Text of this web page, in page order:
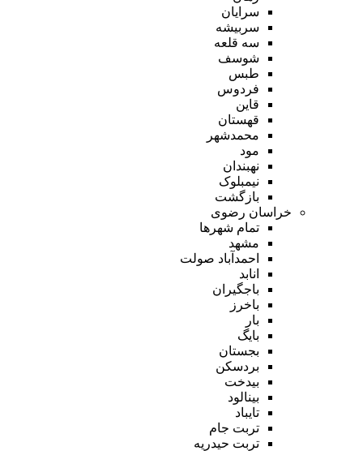
سرایان
سربیشه
سه قلعه
شوسف
طبس
فردوس
قاین
قهستان
محمدشهر
مود
نهبندان
نیمبلوک
بازگشت
خراسان رضوی
تمام شهر‌ها
مشهد
احمدآباد صولت
انابد
باجگیران
باخرز
بار
بایگ
بجستان
بردسکن
بیدخت
بینالود
تایباد
تربت جام
تربت حیدریه